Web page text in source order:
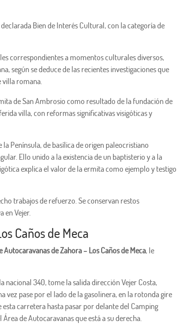
Bien de Interés Cultural, con la categoría de
correspondientes a momentos culturales diversos,
según se deduce de las recientes investigaciones que
villa romana.
de San Ambrosio como resultado de la fundación de
villa, con reformas significativas visigóticas y
Península, de basílica de origen paleocristiano
Ello unido a la existencia de un baptisterio y a la
explica el valor de la ermita como ejemplo y testigo
trabajos de refuerzo. Se conservan restos
en Vejer.
Caños de Meca
Autocaravanas de Zahora – Los Caños de Meca, le
nacional 340, tome la salida dirección Vejer Costa,
vez pase por el lado de la gasolinera, en la rotonda gire
carretera hasta pasar por delante del Camping
de Autocaravanas que está a su derecha.